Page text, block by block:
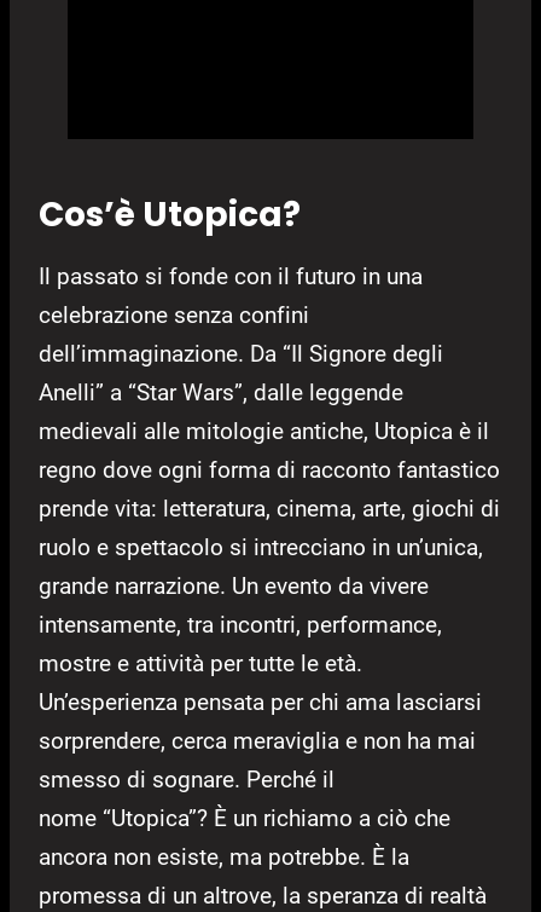
Cos’è Utopica?
Il passato si fonde con il futuro in una
celebrazione senza confini
dell’immaginazione. Da “Il Signore degli
Anelli” a “Star Wars”, dalle leggende
medievali alle mitologie antiche, Utopica è il
regno dove ogni forma di racconto fantastico
prende vita: letteratura, cinema, arte, giochi di
ruolo e spettacolo si intrecciano in un’unica,
grande narrazione. Un evento da vivere
intensamente, tra incontri, performance,
mostre e attività per tutte le età.
Un’esperienza pensata per chi ama lasciarsi
sorprendere, cerca meraviglia e non ha mai
smesso di sognare. Perché il
nome “Utopica”? È un richiamo a ciò che
ancora non esiste, ma potrebbe. È la
promessa di un altrove, la speranza di realtà